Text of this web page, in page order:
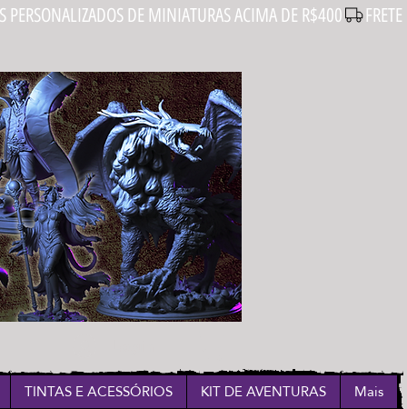
TINTAS E ACESSÓRIOS KIT DE AVENTURAS Mais